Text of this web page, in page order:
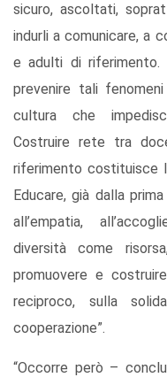
sicuro, ascoltati,
indurli a comunicare, a
e adulti di
prevenire tali
cultura che
Costruire rete tra
riferimento costituisce
Educare, già dalla
all’empatia,
diversità come
promuovere e
reciproco, sulla
cooperazione”.
“Occorre però –